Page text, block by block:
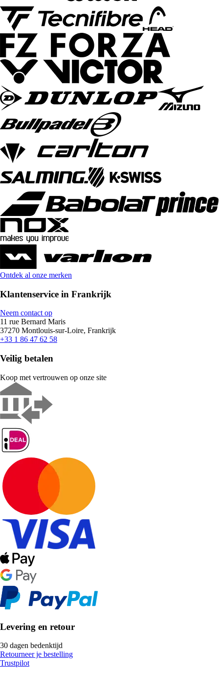
Ontdek al onze merken
Klantenservice in Frankrijk
Neem contact op
11 rue Bernard Maris
37270 Montlouis-sur-Loire, Frankrijk
+33 1 86 47 62 58
Veilig betalen
Koop met vertrouwen op onze site
Levering en retour
30 dagen bedenktijd
Retourneer je bestelling
Trustpilot